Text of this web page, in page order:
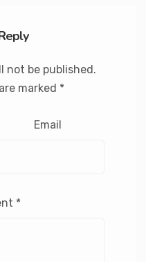
not be published.
marked *
Email
*